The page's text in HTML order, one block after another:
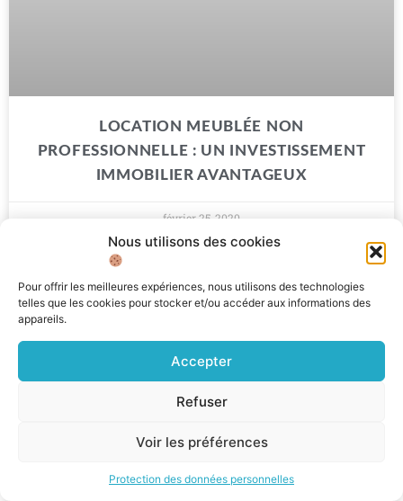
Nous utilisons des cookies
Pour offrir les meilleures expériences, nous utilisons des technologies
telles que les cookies pour stocker et/ou accéder aux informations des
appareils.
Accepter
Refuser
Voir les préférences
Protection des données personnelles
LOCATION MEUBLÉE NON
PROFESSIONNELLE : UN INVESTISSEMENT
IMMOBILIER AVANTAGEUX
février 25, 2020